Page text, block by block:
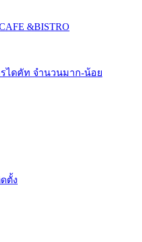
&BISTRO
ไดคัท จำนวนมาก-น้อย
ตั้ง